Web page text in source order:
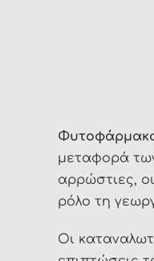
μεταφορά
αρρώστιες,
ρόλο τη
Οι